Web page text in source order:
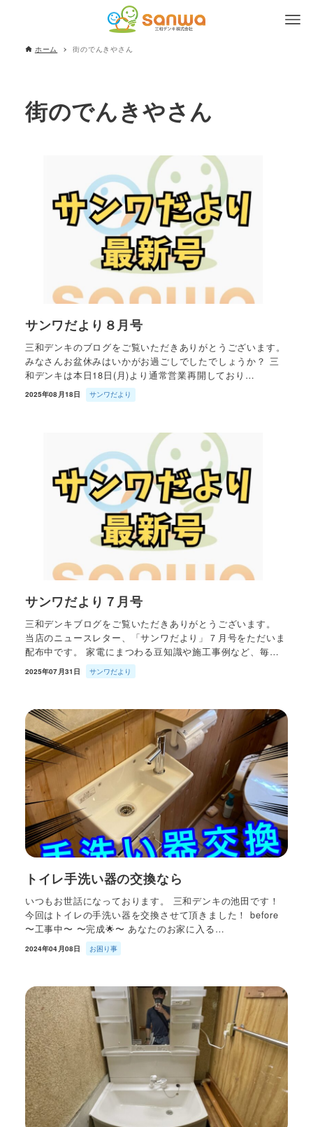
ホーム 街のでんきやさん
街のでんきやさん
サンワだより８月号
三和デンキのブログをご覧いただきありがとうございます。
みなさんお盆休みはいかがお過ごしでしたでしょうか？ 三
和デンキは本日18日(月)より通常営業再開しており…
2025年08月18日 サンワだより
サンワだより７月号
三和デンキブログをご覧いただきありがとうございます。
当店のニュースレター、「サンワだより」７月号をただいま
配布中です。 家電にまつわる豆知識や施工事例など、毎…
2025年07月31日 サンワだより
トイレ手洗い器の交換なら
いつもお世話になっております。 三和デンキの池田です！
今回はトイレの手洗い器を交換させて頂きました！ before
〜工事中〜 〜完成🌟〜 あなたのお家に入る…
2024年04月08日 お困り事